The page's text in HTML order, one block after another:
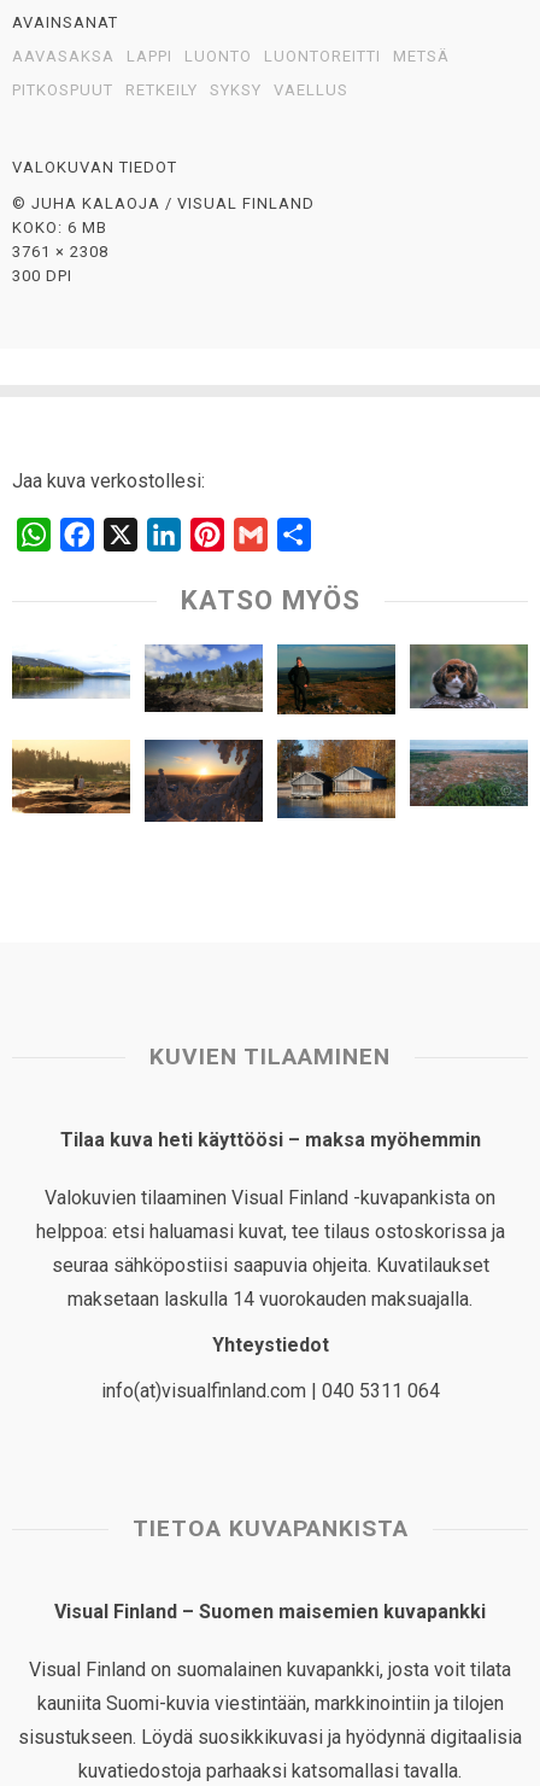
AVAINSANAT
AAVASAKSA
LAPPI LUONTO LUONTOREITTI
METSÄ
PITKOSPUUT
RETKEILY SYKSY VAELLUS
VALOKUVAN TIEDOT
© JUHA KALAOJA / VISUAL FINLAND
KOKO: 6 MB
3761 × 2308
300 DPI
Jaa kuva verkostollesi:
W
a
s
A
p
p
c
b
o
o
k
n
e
d
I
n
n
e
r
e
s
t
a
a
e
KATSO MYÖS
KUVIEN TILAAMINEN
Tilaa kuva heti käyttöösi – maksa myöhemmin
Valokuvien tilaaminen Visual Finland -kuvapankista on
helppoa: etsi haluamasi kuvat, tee tilaus ostoskorissa ja
seuraa sähköpostiisi saapuvia ohjeita. Kuvatilaukset
maksetaan laskulla 14 vuorokauden maksuajalla.
Yhteystiedot
info(at)visualfinland.com | 040 5311 064
TIETOA KUVAPANKISTA
Visual Finland – Suomen maisemien kuvapankki
Visual Finland on suomalainen kuvapankki, josta voit tilata
kauniita Suomi-kuvia viestintään, markkinointiin ja tilojen
sisustukseen. Löydä suosikkikuvasi ja hyödynnä digitaalisia
kuvatiedostoja parhaaksi katsomallasi tavalla.